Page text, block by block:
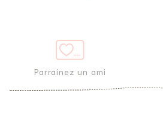
Parrainez un ami